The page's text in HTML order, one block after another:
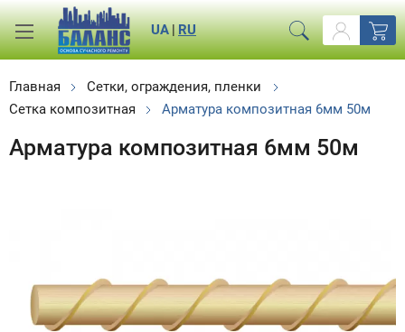
RU
|
UA
Главная
Сетки, ограждения, пленки
Сетка композитная
Арматура композитная 6мм 50м
Арматура композитная 6мм 50м